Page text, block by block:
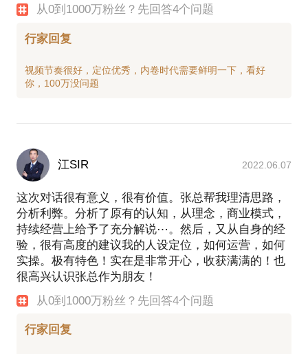
从0到1000万粉丝？先回答4个问题
行家回复
视频节奏很好，定位优秀，内卷时代需要鲜明一下，看好
江SIR 2022.06.07
这次对话很有意义，很有价值。张总帮我理清思路，
分析利弊。分析了原有的认知，从理念，商业模式，
持续经营上给予了充分解说⋯。然后，又从自身的经
验，很有高度的建议我的人设定位，如何运营，如何
实操。极有特色！实在是非常开心，收获满满的！也
很高兴认识张总作为朋友！
从0到1000万粉丝？先回答4个问题
行家回复